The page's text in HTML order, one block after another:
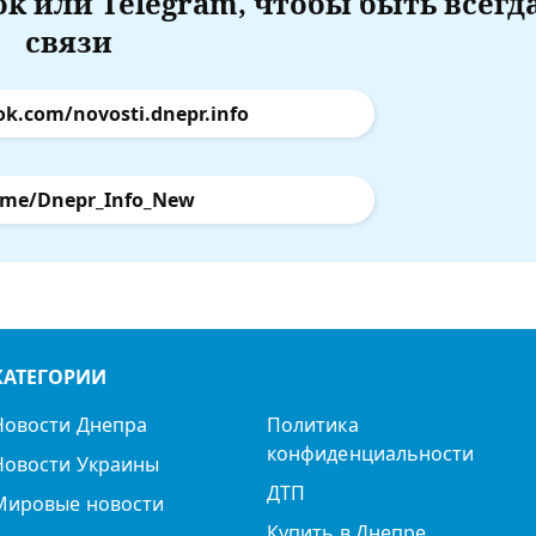
связи
novosti.dnepr.info
Dnepr_Info_New
Днепра
Украины
новости
Политика
конфиденциальности
ДТП